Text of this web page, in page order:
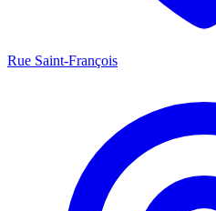
Rue Saint-François